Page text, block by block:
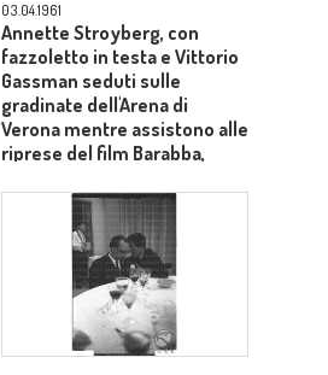
03.04.1961
Annette Stroyberg, con
fazzoletto in testa e Vittorio
Gassman seduti sulle
gradinate dell'Arena di
Verona mentre assistono alle
riprese del film Barabba,
Laurentiis - totale